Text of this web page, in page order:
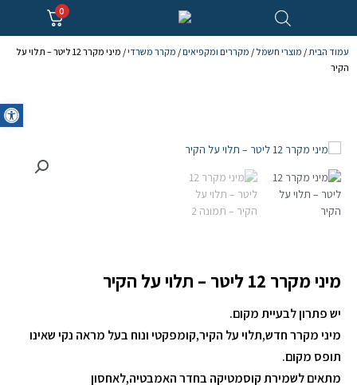
0
עמוד הבית/ מוצרי חשמל / מקררים ומקפיאים/ מקרר משרדי
/ מיני מקרר 12 ליטר – תלוי על
הקיר
מיני מקרר 12 ליטר – תלוי על הקיר
יש פתרון לבעיית מקום.
מיני מקרר חדש,תלוי על הקיר,קומפקטי ונוח בעל מראה נקי שאינו
תופס מקום.
מתאים לשמירת קוסמטיקה בחדר האמבטיה,לאחסון